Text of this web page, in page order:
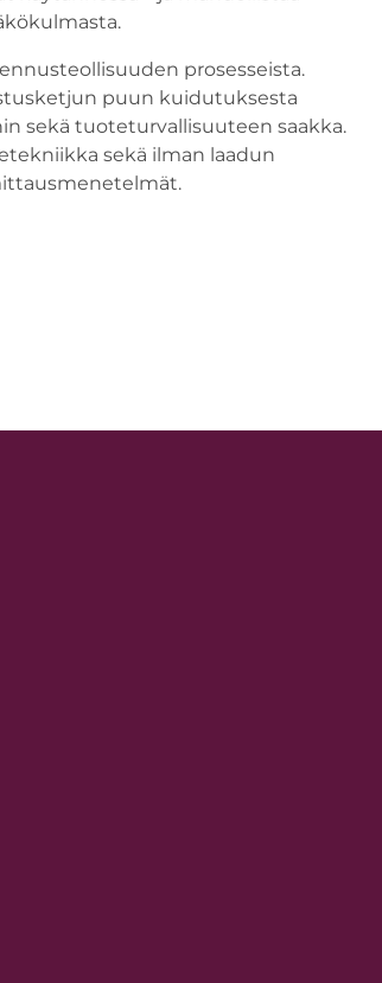
prosesseista.
puun kuidutuksesta
sekä tuoteturvallisuuteen saakka.
sekä ilman laadun